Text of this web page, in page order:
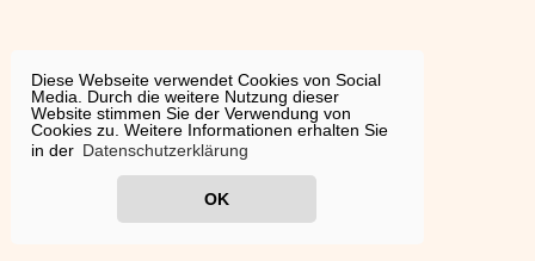
Diese Webseite verwendet Cookies von Social
Media. Durch die weitere Nutzung dieser
Website stimmen Sie der Verwendung von
Cookies zu. Weitere Informationen erhalten Sie
in der Datenschutzerklärung
OK